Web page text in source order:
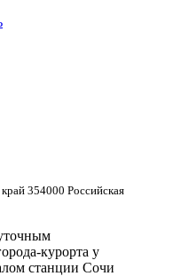
354000 Российская
курорта у
станции Сочи